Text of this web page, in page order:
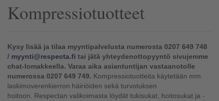
Kompressiotuotteet
Kysy lisää ja tilaa myyntipalvelusta numerosta 0207 649 748
/ myynti@respecta.fi tai jätä yhteydenottopyyntö sivujemme
chat-lomakkeella. Varaa aika asiantuntijan vastaanotolle
numerossa 0207 649 749. Kompressiotuotteita käytetään mm.
laskimoverenkierron häiriöiden sekä turvotuksen
hoitoon. Respectan valikoimasta löydät tukisukat, hoitosukat ja -